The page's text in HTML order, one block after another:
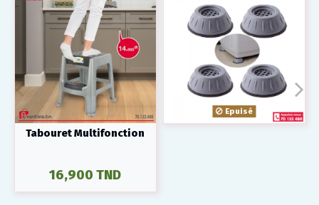
Tabouret Multifonction
16,900 TND
Epuisé